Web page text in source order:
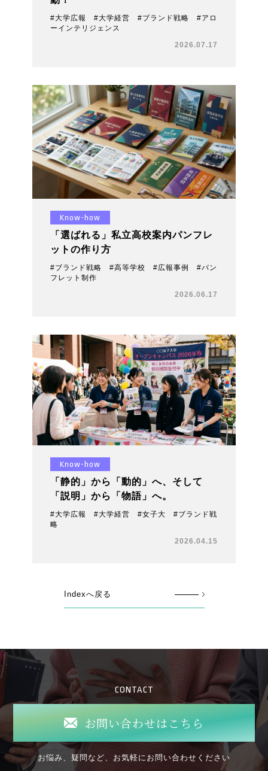
#大学広報 #大学経営 #ブランド戦略 #アロ
ーインテリジェンス
2026.07.17
Know-how
「選ばれる」私立高校案内パンフレ
ットの作り方
#ブランド戦略 #高等学校 #広報事例 #パン
フレット制作
2026.06.17
Know-how
「静的」から「動的」へ、そして
「説明」から「物語」へ。
#大学広報 #大学経営 #女子大 #ブランド戦
略
2026.04.15
Indexへ戻る
CONTACT
お問い合わせはこちら
お悩み、疑問など、お気軽にお問い合わせください